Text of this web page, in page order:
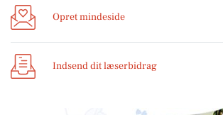
Opret mindeside
Indsend dit læserbidrag